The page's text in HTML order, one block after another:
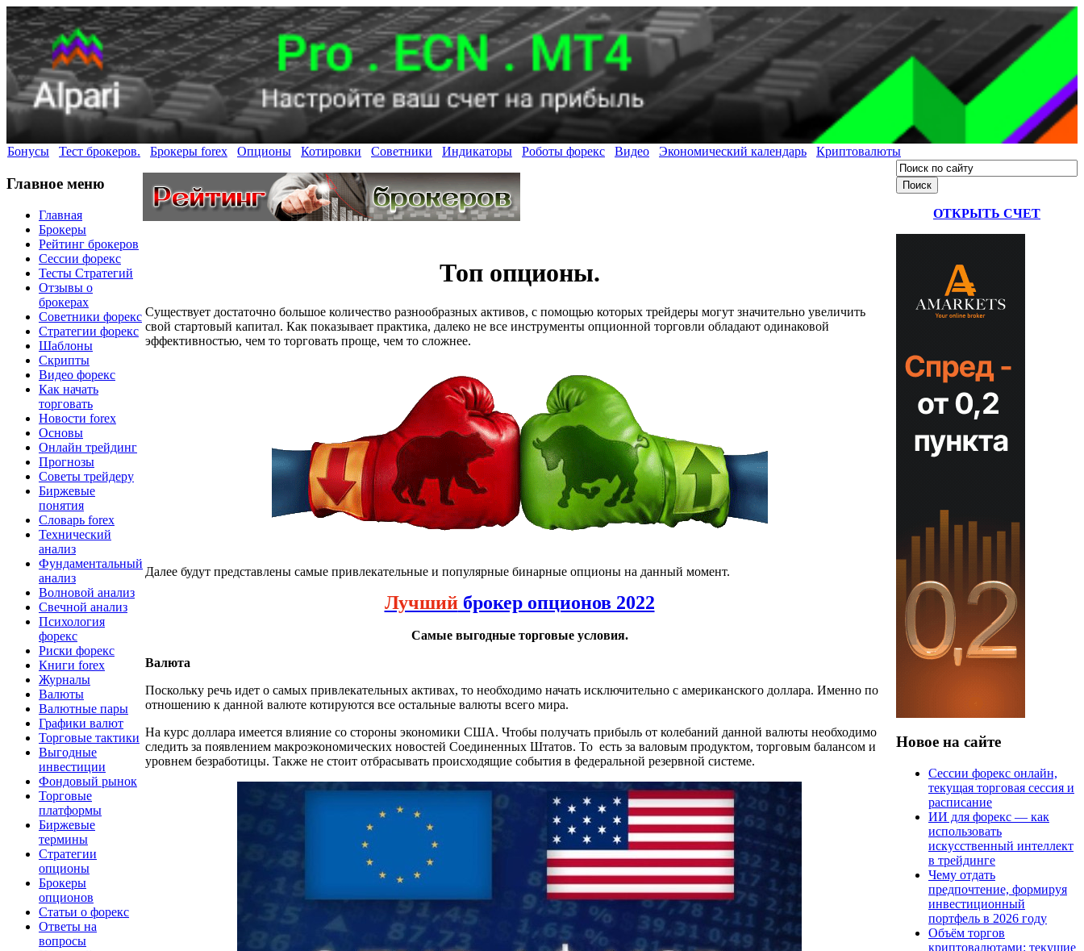
Бонусы Тест брокеров. Брокеры forex Опционы Котировки Советники Индикаторы Роботы форекс Видео Экономический календарь Криптовалюты
Главное меню
Главная
Брокеры
Рейтинг брокеров
Сессии форекс
Тесты Стратегий
Отзывы о
брокерах
Советники форекс
Стратегии форекс
Шаблоны
Скрипты
Видео форекс
Как начать
торговать
Новости forex
Основы
Онлайн трейдинг
Прогнозы
Советы трейдеру
Биржевые
понятия
Словарь forex
Технический
анализ
Фундаментальный
анализ
Волновой анализ
Свечной анализ
Психология
форекс
Риски форекс
Книги forex
Журналы
Валюты
Валютные пары
Графики валют
Торговые тактики
Выгодные
инвестиции
Фондовый рынок
Торговые
платформы
Биржевые
термины
Стратегии
опционы
Брокеры
опционов
Статьи о форекс
Ответы на
вопросы
Топ опционы.
Существует достаточно большое количество разнообразных активов, с помощью которых трейдеры могут значительно увеличить
свой стартовый капитал. Как показывает практика, далеко не все инструменты опционной торговли обладают одинаковой
эффективностью, чем то торговать проще, чем то сложнее.
Далее будут представлены самые привлекательные и популярные бинарные опционы на данный момент.
Лучшийброкер опционов 2022
Самые выгодные торговые условия.
Валюта
Поскольку речь идет о самых привлекательных активах, то необходимо начать исключительно с американского доллара. Именно по
отношению к данной валюте котируются все остальные валюты всего мира.
На курс доллара имеется влияние со стороны экономики США. Чтобы получать прибыль от колебаний данной валюты необходимо
следить за появлением макроэкономических новостей Соединенных Штатов. То есть за валовым продуктом, торговым балансом и
уровнем безработицы. Также не стоит отбрасывать происходящие события в федеральной резервной системе.
ОТКРЫТЬ СЧЕТ
Новое на сайте
Сессии форекс онлайн,
текущая торговая сессия и
расписание
ИИ для форекс — как
использовать
искусственный интеллект
в трейдинге
Чему отдать
предпочтение, формируя
инвестиционный
портфель в 2026 году
Объём торгов
криптовалютами: текущие